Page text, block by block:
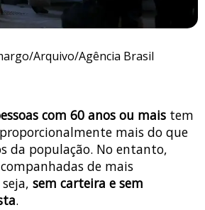
Arquivo/Agência Brasil
com 60 anos ou mais tem
mais do que
da população. No entanto,
de mais
sem carteira e sem
.